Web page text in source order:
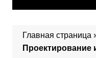
Главная страница
Проектирование